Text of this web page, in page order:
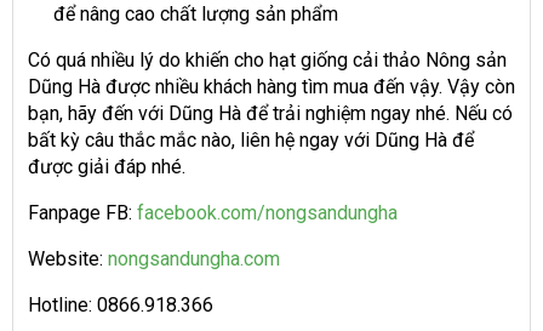
để nâng cao chất lượng sản phẩm
Có quá nhiều lý do khiến cho hạt giống cải thảo Nông sản
Dũng Hà được nhiều khách hàng tìm mua đến vậy. Vậy còn
bạn, hãy đến với Dũng Hà để trải nghiệm ngay nhé. Nếu có
bất kỳ câu thắc mắc nào, liên hệ ngay với Dũng Hà để
được giải đáp nhé.
Fanpage FB: facebook.com/nongsandungha
Website: nongsandungha.com
Hotline: 0866.918.366